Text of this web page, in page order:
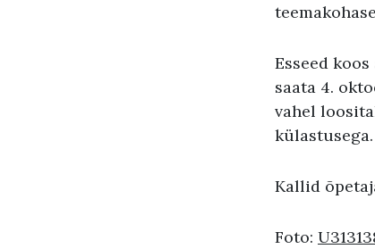
Esseed
saata 4.
vahel
külastusega.
Kallid
Foto: